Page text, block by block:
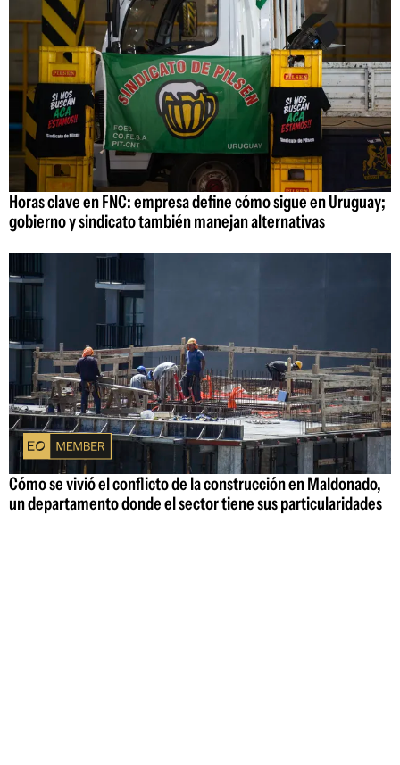
Horas clave en FNC: empresa define cómo sigue en Uruguay;
gobierno y sindicato también manejan alternativas
Cómo se vivió el conflicto de la construcción en Maldonado,
un departamento donde el sector tiene sus particularidades